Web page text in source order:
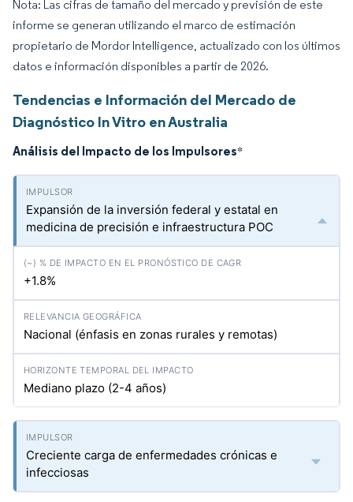
Nota: Las cifras de tamaño del mercado y previsión de este
informe se generan utilizando el marco de estimación
propietario de Mordor Intelligence, actualizado con los últimos
datos e información disponibles a partir de 2026.
Tendencias e Información del Mercado de
Diagnóstico In Vitro en Australia
Análisis del Impacto de los Impulsores*
Expansión de la inversión federal y estatal en
medicina de precisión e infraestructura POC
+1.8%
Nacional (énfasis en zonas rurales y remotas)
Mediano plazo (2-4 años)
Creciente carga de enfermedades crónicas e
infecciosas